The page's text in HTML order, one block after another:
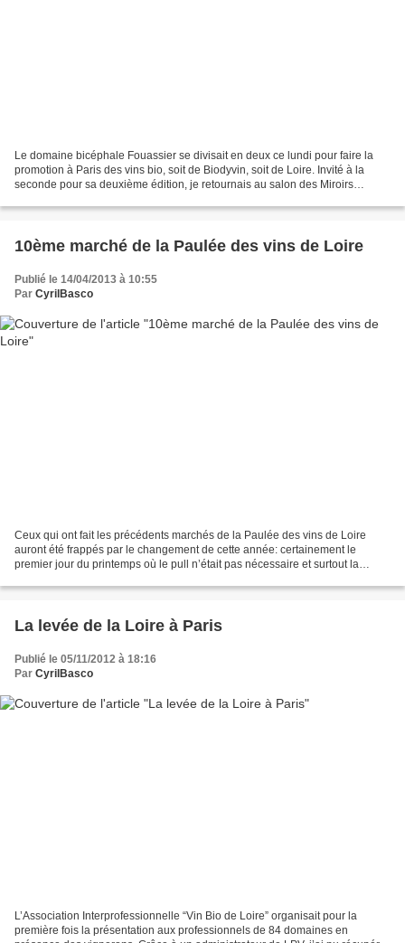
Le domaine bicéphale Fouassier se divisait en deux ce lundi pour faire la
promotion à Paris des vins bio, soit de Biodyvin, soit de Loire. Invité à la
seconde pour sa deuxième édition, je retournais au salon des Miroirs
10ème marché de la Paulée des vins de Loire
Publié le 14/04/2013 à 10:55
Par CyrilBasco
Ceux qui ont fait les précédents marchés de la Paulée des vins de Loire
auront été frappés par le changement de cette année: certainement le
premier jour du printemps où le pull n’était pas nécessaire et surtout la
La levée de la Loire à Paris
Publié le 05/11/2012 à 18:16
Par CyrilBasco
L’Association Interprofessionnelle “Vin Bio de Loire” organisait pour la
première fois la présentation aux professionnels de 84 domaines en